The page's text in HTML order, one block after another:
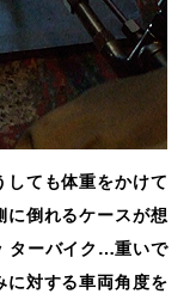
ても体重をかけて
倒れるケースが想
ターバイク…重いで
に対する車両角度を